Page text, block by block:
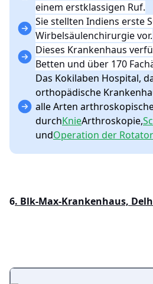
einem erstklassigen Ruf.
Sie stellten Indiens erste
Wirbelsäulenchirurgie vor.
Dieses Krankenhaus
Betten und über 170
Das Kokilaben Hospital,
orthopädische
alle Arten
durchKnieArthroskopie,
undOperation der
6. Blk-Max-Krankenhaus,